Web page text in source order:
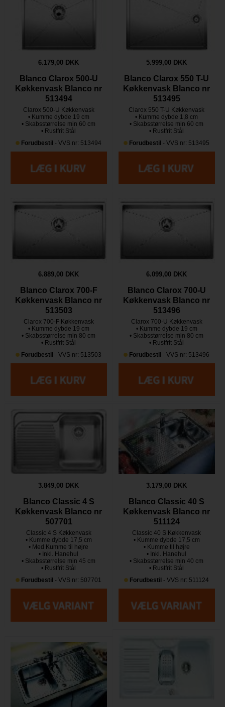
6.179,00 DKK
Blanco Clarox 500-U
Køkkenvask Blanco nr
513494
Clarox 500-U Køkkenvask
• Kumme dybde 19 cm
• Skabsstørrelse min 60 cm
• Rustfrit Stål
Forudbestil - VVS nr: 513494
5.999,00 DKK
Blanco Clarox 550 T-U
Køkkenvask Blanco nr
513495
Clarox 550 T-U Køkkenvask
• Kumme dybde 1,8 cm
• Skabsstørrelse min 60 cm
• Rustfrit Stål
Forudbestil - VVS nr: 513495
6.889,00 DKK
Blanco Clarox 700-F
Køkkenvask Blanco nr
513503
Clarox 700-F Køkkenvask
• Kumme dybde 19 cm
• Skabsstørrelse min 80 cm
• Rustfrit Stål
Forudbestil - VVS nr: 513503
6.099,00 DKK
Blanco Clarox 700-U
Køkkenvask Blanco nr
513496
Clarox 700-U Køkkenvask
• Kumme dybde 19 cm
• Skabsstørrelse min 80 cm
• Rustfrit Stål
Forudbestil - VVS nr: 513496
3.849,00 DKK
Blanco Classic 4 S
Køkkenvask Blanco nr
507701
Classic 4 S Køkkenvask
• Kumme dybde 17,5 cm
• Med Kumme til højre
• Inkl. Hanehul
• Skabsstørrelse min 45 cm
• Rustfrit Stål
Forudbestil - VVS nr: 507701
3.179,00 DKK
Blanco Classic 40 S
Køkkenvask Blanco nr
511124
Classic 40 S Køkkenvask
• Kumme dybde 17,5 cm
• Kumme til højre
• Inkl. Hanehul
• Skabsstørrelse min 40 cm
• Rustfrit Stål
Forudbestil - VVS nr: 511124